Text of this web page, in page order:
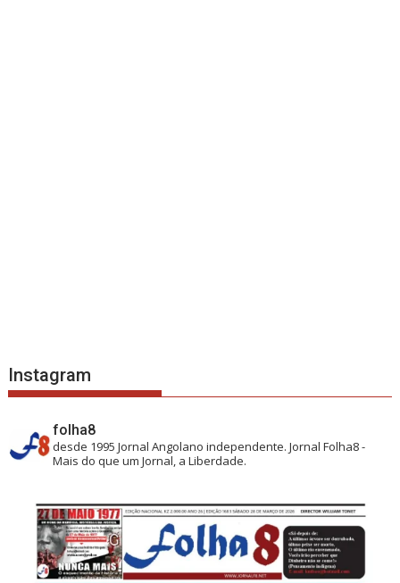
Instagram
folha8
desde 1995 Jornal Angolano independente.Jornal Folha8 -
Mais do que um Jornal, a Liberdade.